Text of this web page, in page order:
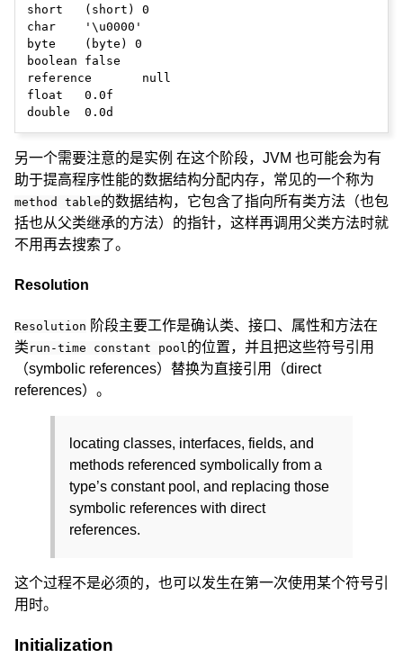
short	(short) 0
char	'\u0000'
byte	(byte) 0
boolean	false
reference	null
float	0.0f
另一个需要注意的是实例 在这个阶段，JVM 也可能会为有
助于提高程序性能的数据结构分配内存，常见的一个称为
method table的数据结构，它包含了指向所有类方法（也包
括也从父类继承的方法）的指针，这样再调用父类方法时就
不用再去搜索了。
Resolution
Resolution 阶段主要工作是确认类、接口、属性和方法在
类 run-time constant pool的位置，并且把这些符号引用
（symbolic references）替换为直接引用（direct
references）。
locating classes, interfaces, fields, and
methods referenced symbolically from a
type’s constant pool, and replacing those
symbolic references with direct
references.
这个过程不是必须的，也可以发生在第一次使用某个符号引
用时。
Initialization